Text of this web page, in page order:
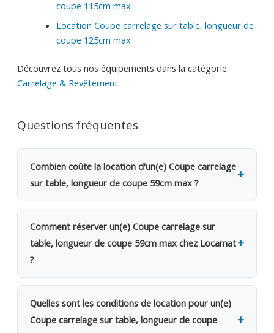
coupe 115cm max
Location Coupe carrelage sur table, longueur de
coupe 125cm max
Découvrez tous nos équipements dans la catégorie
Carrelage & Revêtement.
Questions fréquentes
Combien coûte la location d'un(e) Coupe carrelage
sur table, longueur de coupe 59cm max ?
La location d'un(e) Coupe carrelage sur table,
longueur de coupe 59cm max coûte 35€ TVAC par
jour (28.93€ HTVA). Une caution de 250€ est
demandée. Dès le 2e jour, bénéficiez d'une remise
de 20%. Pour une semaine complète, seuls 4 jours
sont facturés. Pour un mois, 12 jours seulement.
Comment réserver un(e) Coupe carrelage sur
table, longueur de coupe 59cm max chez Locamat
?
Rendez-vous dans l'une de nos 5 agences en
Belgique ou appelez-nous pour vérifier la
disponibilité. Le retrait se fait sur place le jour
même, avec possibilité de livraison sur votre
Quelles sont les conditions de location pour un(e)
Coupe carrelage sur table, longueur de coupe